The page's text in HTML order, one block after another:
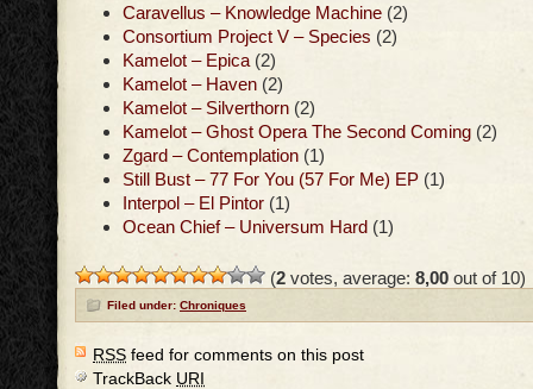
Caravellus – Knowledge Machine (2)
Consortium Project V – Species (2)
Kamelot – Epica (2)
Kamelot – Haven (2)
Kamelot – Silverthorn (2)
Kamelot – Ghost Opera The Second Coming (2)
Zgard – Contemplation (1)
Still Bust – 77 For You (57 For Me) EP (1)
Interpol – El Pintor (1)
Ocean Chief – Universum Hard (1)
(2 votes, average: 8,00 out of 10)
Filed under: Chroniques
RSS feed for comments on this post
TrackBack URI